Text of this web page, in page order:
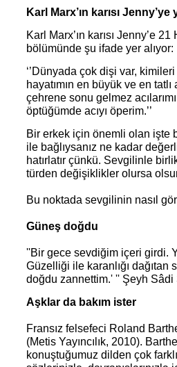
Karl Marx’ın karısı Jenny’ye
Karl Marx’ın karısı Jenny’e
bölümünde şu ifade yer alıyor:
‘’Dünyada çok dişi var,
hayatımın en büyük ve en
çehrene sonu gelmez
öptüğümde acıyı öperim.’’
Bir erkek için önemli olan işte
ile bağlıysanız ne kadar
hatırlatır çünkü. Sevgilinle
türden değişiklikler olursa
Bu noktada sevgilinin nasıl
Güneş doğdu
''Bir gece sevdiğim içeri girdi.
Güzelliği ile karanlığı
doğdu zannettim.' '' Şeyh Sâdi
Aşklar da bakım ister
Fransız felsefeci Roland
(Metis Yayıncılık, 2010).
konuştuğumuz dilden çok